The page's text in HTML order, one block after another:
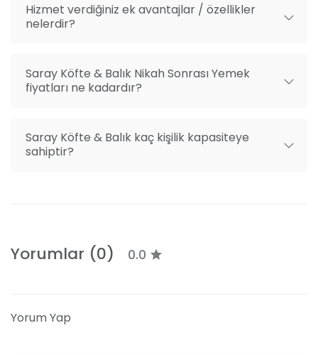
Hizmet verdiğiniz ek avantajlar / özellikler
nelerdir?
Saray Köfte & Balık Nikah Sonrası Yemek
fiyatları ne kadardır?
Saray Köfte & Balık kaç kişilik kapasiteye
sahiptir?
Yorumlar (0) 0.0
Yorum Yap